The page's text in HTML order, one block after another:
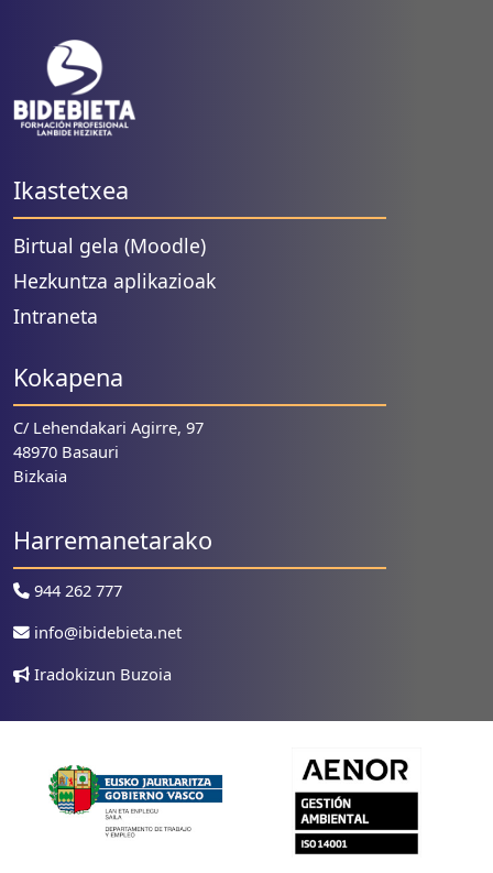
Ikastetxea
Birtual gela (Moodle)
Hezkuntza aplikazioak
Intraneta
Kokapena
C/ Lehendakari Agirre, 97
48970 Basauri
Bizkaia
Harremanetarako
944 262 777
info@ibidebieta.net
Iradokizun Buzoia